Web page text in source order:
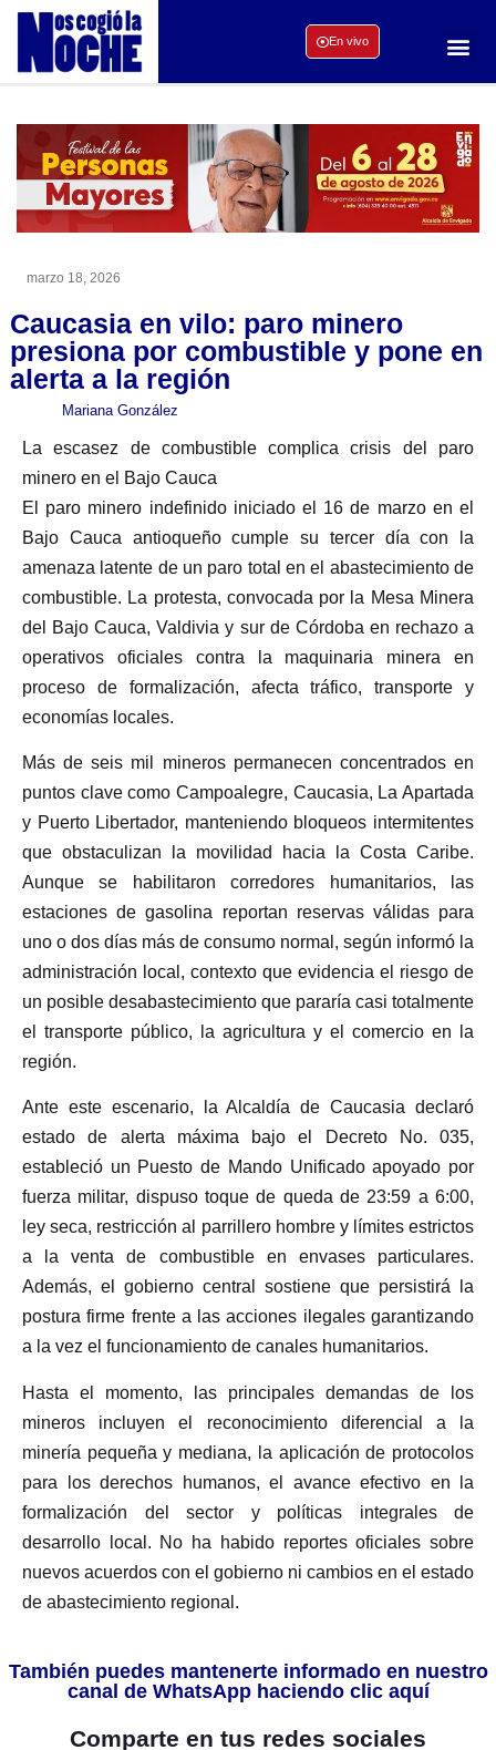
En vivo
marzo 18, 2026
Caucasia en vilo: paro minero
presiona por combustible y pone en
alerta a la región
Mariana González
La escasez de combustible complica crisis del paro
minero en el Bajo Cauca
El paro minero indefinido iniciado el 16 de marzo en el
Bajo Cauca antioqueño cumple su tercer día con la
amenaza latente de un paro total en el abastecimiento de
combustible. La protesta, convocada por la Mesa Minera
del Bajo Cauca, Valdivia y sur de Córdoba en rechazo a
operativos oficiales contra la maquinaria minera en
proceso de formalización, afecta tráfico, transporte y
economías locales.
Más de seis mil mineros permanecen concentrados en
puntos clave como Campoalegre, Caucasia, La Apartada
y Puerto Libertador, manteniendo bloqueos intermitentes
que obstaculizan la movilidad hacia la Costa Caribe.
Aunque se habilitaron corredores humanitarios, las
estaciones de gasolina reportan reservas válidas para
uno o dos días más de consumo normal, según informó la
administración local, contexto que evidencia el riesgo de
un posible desabastecimiento que pararía casi totalmente
el transporte público, la agricultura y el comercio en la
región.
Ante este escenario, la Alcaldía de Caucasia declaró
estado de alerta máxima bajo el Decreto No. 035,
estableció un Puesto de Mando Unificado apoyado por
fuerza militar, dispuso toque de queda de 23:59 a 6:00,
ley seca, restricción al parrillero hombre y límites estrictos
a la venta de combustible en envases particulares.
Además, el gobierno central sostiene que persistirá la
postura firme frente a las acciones ilegales garantizando
a la vez el funcionamiento de canales humanitarios.
Hasta el momento, las principales demandas de los
mineros incluyen el reconocimiento diferencial a la
minería pequeña y mediana, la aplicación de protocolos
para los derechos humanos, el avance efectivo en la
formalización del sector y políticas integrales de
desarrollo local. No ha habido reportes oficiales sobre
nuevos acuerdos con el gobierno ni cambios en el estado
de abastecimiento regional.
También puedes mantenerte informado en nuestro
canal de WhatsApp haciendo clic aquí
Comparte en tus redes sociales